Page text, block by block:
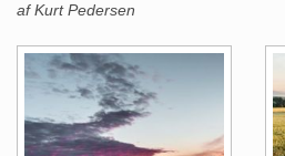
af Kurt Pedersen